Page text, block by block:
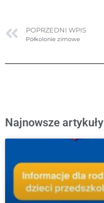
POPRZEDNI WPIS
Półkolonie zimowe
Najnowsze artykuły